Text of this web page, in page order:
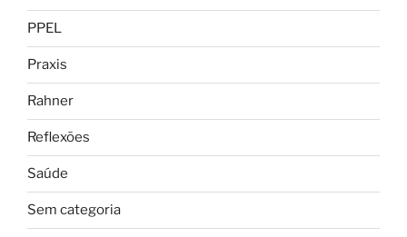
PPEL
Praxis
Rahner
Reflexões
Saúde
Sem categoria